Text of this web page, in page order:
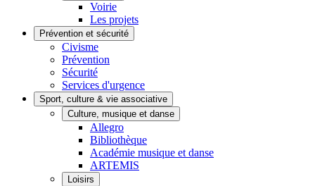
Voirie
Les projets
Prévention et sécurité
Civisme
Prévention
Sécurité
Services d'urgence
Sport, culture & vie associative
Culture, musique et danse
Allegro
Bibliothèque
Académie musique et danse
ARTEMIS
Loisirs